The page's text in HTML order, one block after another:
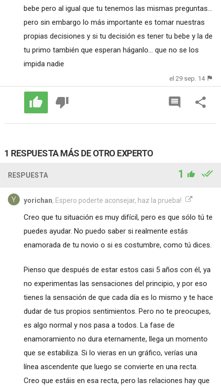
bebe pero al igual que tu tenemos las mismas preguntas...
pero sin embargo lo más importante es tomar nuestras
propias decisiones y si tu decisión es tener tu bebe y la de
tu primo también que esperan háganlo... que no se los
impida nadie
el 29 sep. 14
1 RESPUESTA MÁS DE OTRO EXPERTO
RESPUESTA 1
yorichan, Espero poderte aconsejar, haz la prueba!
Creo que tu situación es muy difícil, pero es que sólo tú te
puedes ayudar. No puedo saber si realmente estás
enamorada de tu novio o si es costumbre, como tú dices.
Pienso que después de estar estos casi 5 años con él, ya
no experimentas las sensaciones del principio, y por eso
tienes la sensación de que cada día es lo mismo y te hace
dudar de tus propios sentimientos. Pero no te preocupes,
es algo normal y nos pasa a todos. La fase de
enamoramiento no dura eternamente, llega un momento
que se estabiliza. Si lo vieras en un gráfico, verías una
línea ascendente que luego se convierte en una recta.
Creo que estáis en esa recta, pero las relaciones hay que